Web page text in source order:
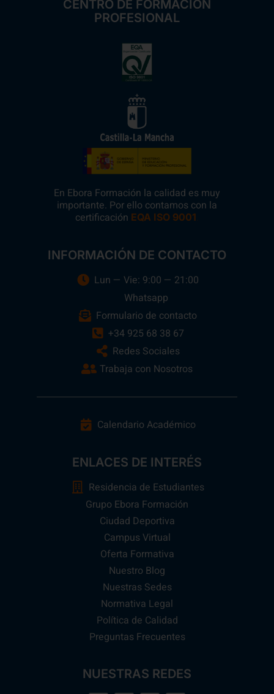
CENTRO DE FORMACIÓN
PROFESIONAL
En Ebora Formación la calidad es muy
importante. Por ello contamos con la
certificación EQA ISO 9001
INFORMACIÓN DE CONTACTO
Lun — Vie: 9:00 — 21:00
Whatsapp
Formulario de contacto
+34 925 68 38 67
Redes Sociales
Trabaja con Nosotros
Calendario Académico
ENLACES DE INTERÉS
Residencia de Estudiantes
Grupo Ebora Formación
Ciudad Deportiva
Campus Virtual
Oferta Formativa
Nuestro Blog
Nuestras Sedes
Normativa Legal
Política de Calidad
Preguntas Frecuentes
NUESTRAS REDES